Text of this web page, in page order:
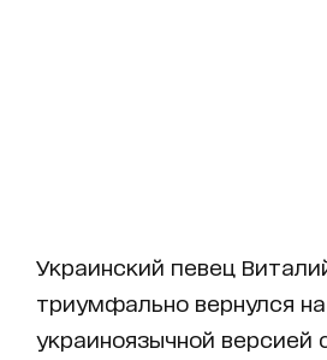
Украинский певец
триумфально вернулся
украиноязычной версией